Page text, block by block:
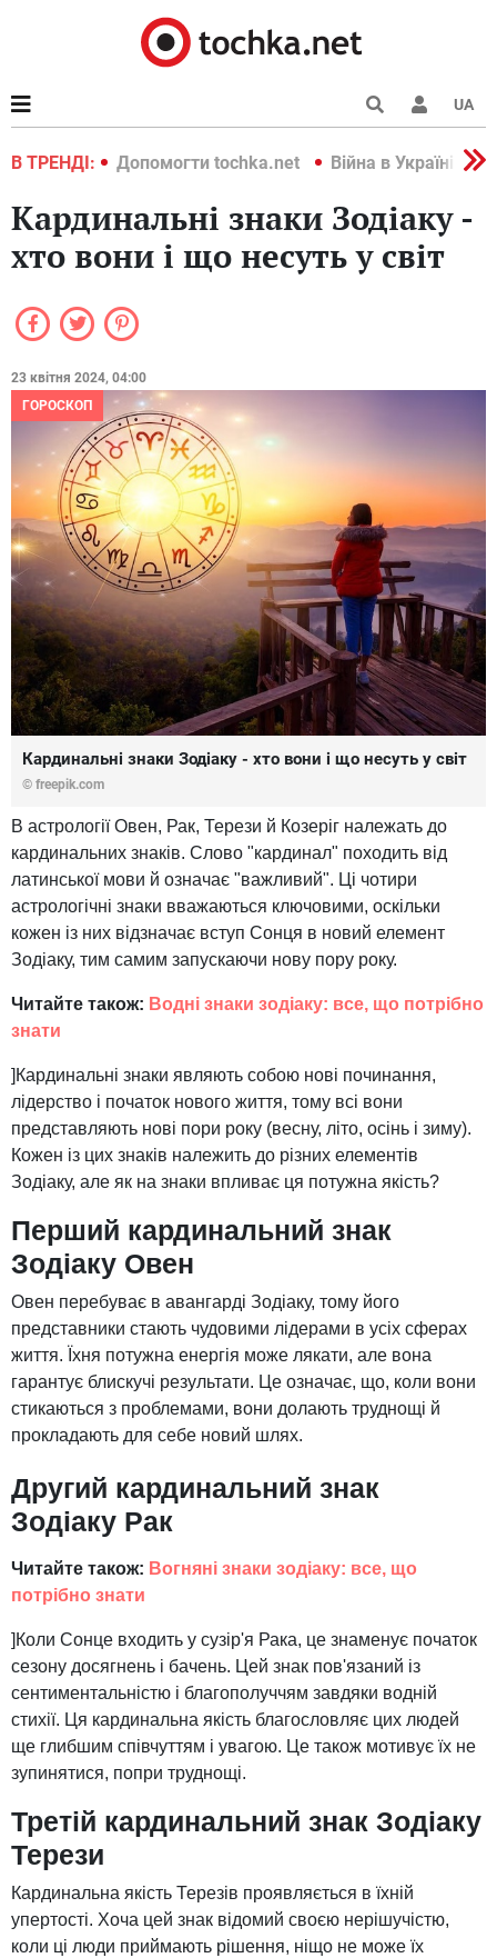
UA
В ТРЕНДІ:
2022 Допомогти tochka.net Війна в Україні 2022
Кардинальні знаки Зодіаку -
хто вони і що несуть у світ
23 квітня 2024, 04:00
ГОРОСКОП
Кардинальні знаки Зодіаку - хто вони і що несуть у світ
© freepik.com
В астрології Овен, Рак, Терези й Козеріг належать до
кардинальних знаків. Слово "кардинал" походить від
латинської мови й означає "важливий". Ці чотири
астрологічні знаки вважаються ключовими, оскільки
кожен із них відзначає вступ Сонця в новий елемент
Зодіаку, тим самим запускаючи нову пору року.
Читайте також: Водні знаки зодіаку: все, що потрібно
знати
]Кардинальні знаки являють собою нові починання,
лідерство і початок нового життя, тому всі вони
представляють нові пори року (весну, літо, осінь і зиму).
Кожен із цих знаків належить до різних елементів
Зодіаку, але як на знаки впливає ця потужна якість?
Перший кардинальний знак
Зодіаку Овен
Овен перебуває в авангарді Зодіаку, тому його
представники стають чудовими лідерами в усіх сферах
життя. Їхня потужна енергія може лякати, але вона
гарантує блискучі результати. Це означає, що, коли вони
стикаються з проблемами, вони долають труднощі й
прокладають для себе новий шлях.
Другий кардинальний знак
Зодіаку Рак
Читайте також: Вогняні знаки зодіаку: все, що
потрібно знати
]Коли Сонце входить у сузір'я Рака, це знаменує початок
сезону досягнень і бачень. Цей знак пов'язаний із
сентиментальністю і благополуччям завдяки водній
стихії. Ця кардинальна якість благословляє цих людей
ще глибшим співчуттям і увагою. Це також мотивує їх не
зупинятися, попри труднощі.
Третій кардинальний знак Зодіаку
Терези
Кардинальна якість Терезів проявляється в їхній
упертості. Хоча цей знак відомий своєю нерішучістю,
коли ці люди приймають рішення, ніщо не може їх